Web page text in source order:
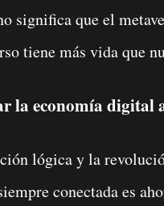
significa que el
tiene más vida que
la economía digital
lógica y la
conectada es